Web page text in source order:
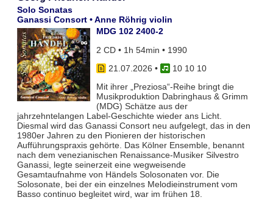
Solo Sonatas
Ganassi Consort • Anne Röhrig violin
MDG 102 2400-2
2 CD • 1h 54min • 1990
21.07.2026 •
10 10 10
Mit ihrer „Preziosa“-Reihe bringt die
Musikproduktion Dabringhaus & Grimm
(MDG) Schätze aus der
jahrzehntelangen Label-Geschichte wieder ans Licht.
Diesmal wird das Ganassi Consort neu aufgelegt, das in den
1980er Jahren zu den Pionieren der historischen
Aufführungspraxis gehörte. Das Kölner Ensemble, benannt
nach dem venezianischen Renaissance-Musiker Silvestro
Ganassi, legte seinerzeit eine wegweisende
Gesamtaufnahme von Händels Solosonaten vor. Die
Solosonate, bei der ein einzelnes Melodieinstrument vom
Basso continuo begleitet wird, war im frühen 18.